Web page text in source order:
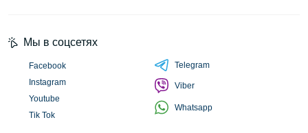
Мы в соцсетях
Facebook
Instagram
Youtube
Tik Tok
Telegram
Viber
Whatsapp